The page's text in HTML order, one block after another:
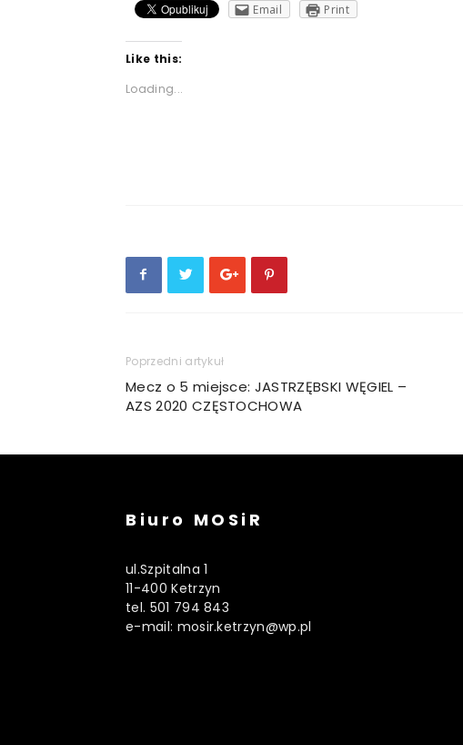
Email
Print
Like this:
Loading...
Poprzedni artykuł
Mecz o 5 miejsce: JASTRZĘBSKI WĘGIEL –
AZS 2020 CZĘSTOCHOWA
Biuro MOSiR
ul.Szpitalna 1
11-400 Ketrzyn
tel. 501 794 843
e-mail: mosir.ketrzyn@wp.pl